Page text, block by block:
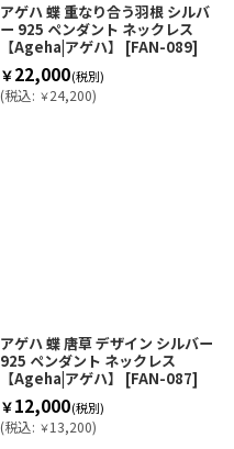
アゲハ 蝶 重なり合う羽根 シルバ
ー 925 ペンダント ネックレス
【Ageha|アゲハ】
[FAN-089]
￥22,000(税別)
(税込: ￥24,200)
アゲハ 蝶 唐草 デザイン シルバー
925 ペンダント ネックレス
【Ageha|アゲハ】
[FAN-087]
￥12,000(税別)
(税込: ￥13,200)